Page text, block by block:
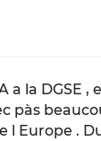
a la DGSE ,
pàs
l Europe .